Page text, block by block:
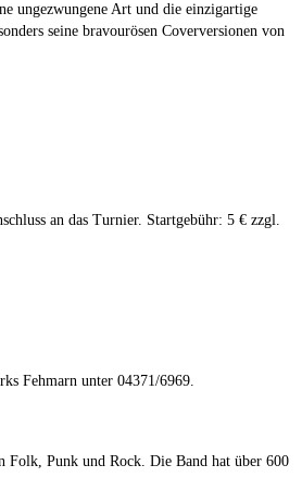
ungezwungene Art und die einzigartige
seine bravourösen Coverversionen von
an das Turnier. Startgebühr: 5 € zzgl.
Fehmarn unter 04371/6969.
Folk, Punk und Rock. Die Band hat über 600